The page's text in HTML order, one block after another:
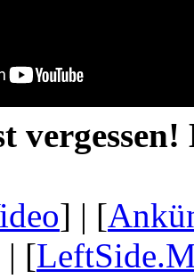
] | [
| [